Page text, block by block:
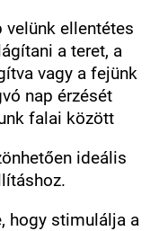
ellentétes
a teret, a
vagy a fejünk
nap érzését
falai között
ideális
hogy stimulálja a